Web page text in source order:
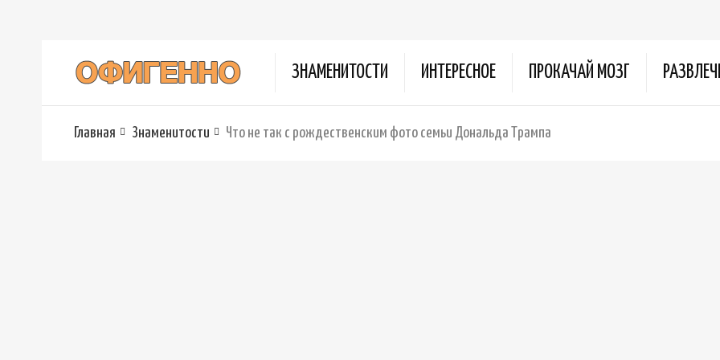
ЗНАМЕНИТОСТИ ИНТЕРЕСНОЕ ПРОКАЧАЙ МОЗГ
Главная Знаменитости Что не так с рождественским фото семьи Дональда Трампа